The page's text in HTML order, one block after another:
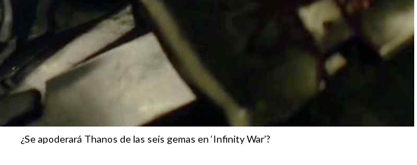
¿Se apoderará Thanos de las seis gemas en ‘Infinity War’?